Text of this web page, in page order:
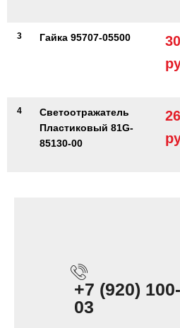
3 Гайка 95707-05500
4
Светоотражатель
Пластиковый 81G-
85130-00
+7 (920)
03